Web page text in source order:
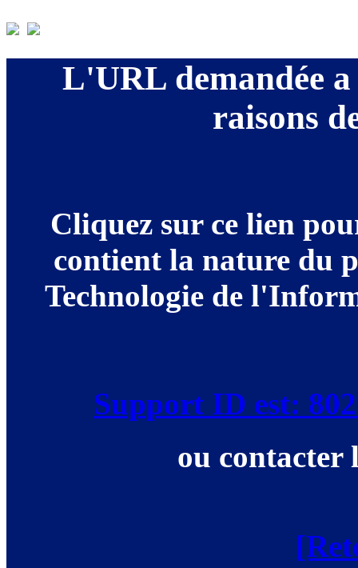
L'URL demandée a
raisons
Cliquez sur ce lien
contient la nature du
Technologie de
Support ID est:
ou contacter